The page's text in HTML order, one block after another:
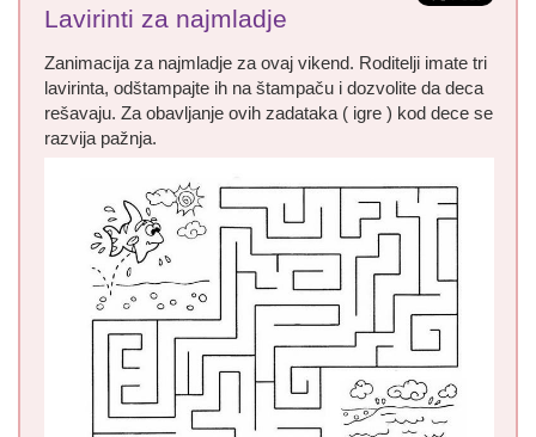
Lavirinti za najmladje
Zanimacija za najmladje za ovaj vikend. Roditelji imate tri
lavirinta, odštampajte ih na štampaču i dozvolite da deca
rešavaju. Za obavljanje ovih zadataka ( igre ) kod dece se
razvija pažnja.